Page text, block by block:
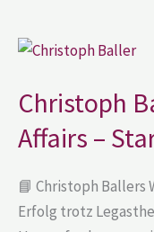
Christoph
Affairs –
📘 Christoph Ballers
Erfolg trotz
Christoph
Baller
Job
in
Public
Affairs
–
mit
Legasthenie